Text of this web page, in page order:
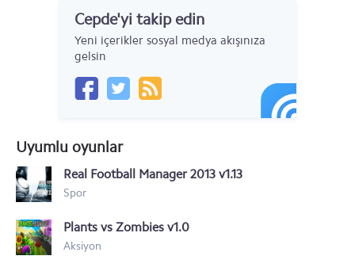
Nokia 220
Nokia Asha 230
Nokia X+
Cepde'yi takip edin
Yeni içerikler sosyal medya akışınıza
gelsin
Uyumlu oyunlar
Real Football Manager 2013 v1.13
Spor
Plants vs Zombies v1.0
Aksiyon